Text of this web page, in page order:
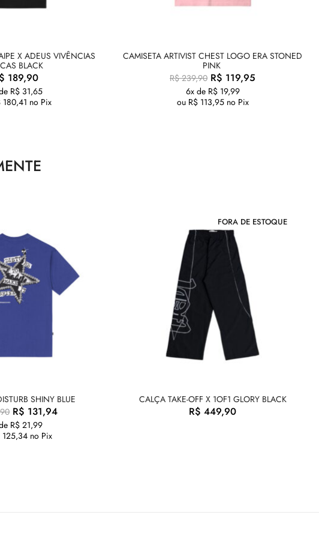
X ADEUS VIVÊNCIAS
BLACK
189,90
R$ 31,65
180,41 no Pix
CAMISETA ARTIVIST CHEST LOGO ERA STONED
PINK
R$239,90 R$ 119,95
6x de R$19,99
ou R$113,95 no Pix
SHINY BLUE
R$ 131,94
R$ 21,99
125,34 no Pix
FORA DE ESTOQUE
CALÇA TAKE-OFF X 1OF1 GLORY BLACK
R$ 449,90